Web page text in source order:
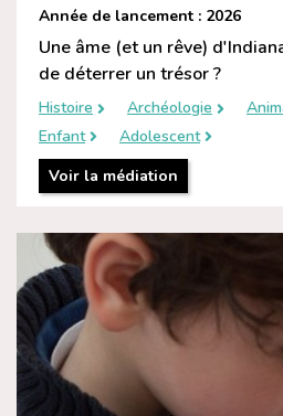
Année de lancement : 2026
Une âme (et un rêve)
de déterrer un trésor ?
Histoire Archéologie
Enfant
Adolescent
Voir la médiation